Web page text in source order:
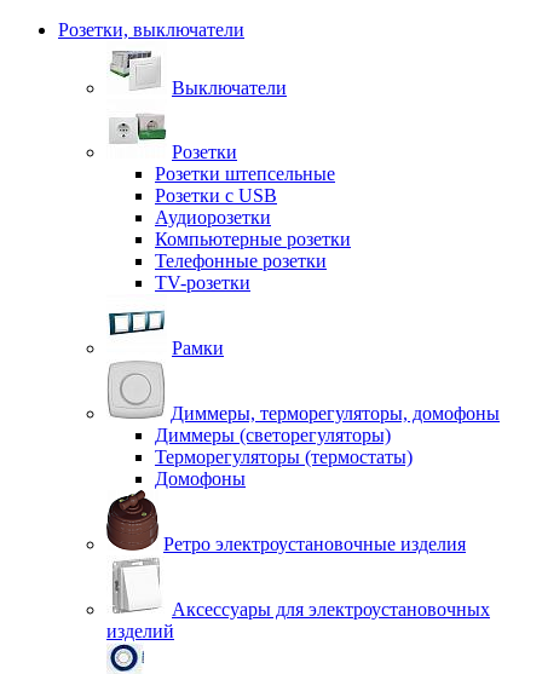
Розетки, выключатели
Выключатели
Розетки
Розетки штепсельные
Розетки с USB
Аудиорозетки
Компьютерные розетки
Телефонные розетки
TV-розетки
Рамки
Диммеры, терморегуляторы, домофоны
Диммеры (светорегуляторы)
Терморегуляторы (термостаты)
Домофоны
Ретро электроустановочные изделия
Аксессуары для электроустановочных
изделий